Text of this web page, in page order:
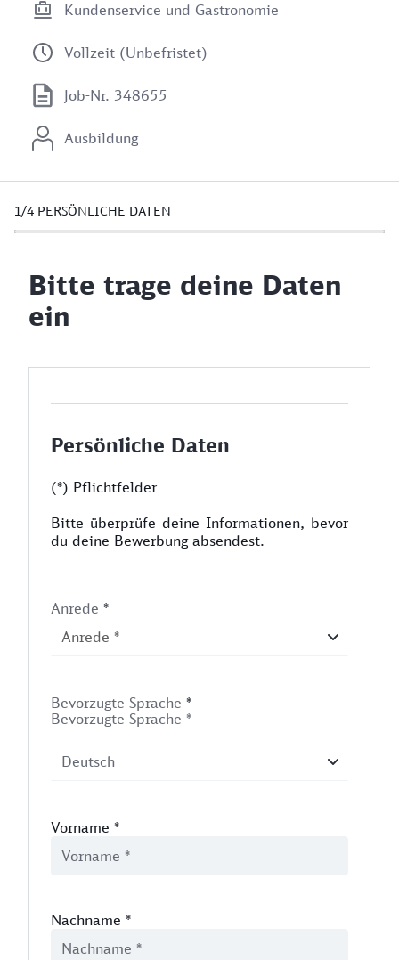
Kundenservice und Gastronomie
Vollzeit (Unbefristet)
Job-Nr. 348655
Ausbildung
1/4 PERSÖNLICHE DATEN
Bitte trage deine Daten
ein
Persönliche Daten
(*) Pflichtfelder
Bitte überprüfe deine Informationen, bevor
du deine Bewerbung absendest.
Anrede *
Bevorzugte Sprache *
Bevorzugte Sprache *
Vorname *
Nachname *